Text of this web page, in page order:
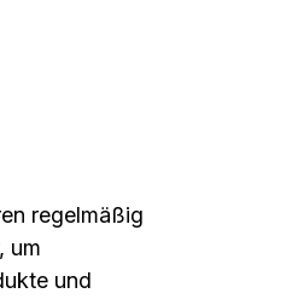
regelmäßig
um
und